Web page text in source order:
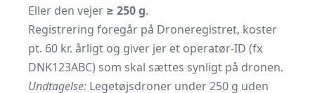
Eller den vejer ≥ 250 g.
Registrering foregår på Droneregistret, koster
pt. 60 kr. årligt og giver jer et operatør-ID (fx
DNK123ABC) som skal sættes synligt på dronen.
Undtagelse: Legetøjsdroner under 250 g uden